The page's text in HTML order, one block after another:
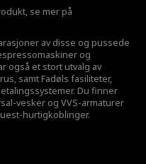
se mer på
av disse og pussede
og
også et stort utvalg av
samt Fadøls fasiliteter,
Du finner
vesker og VVS-armaturer
hurtigkoblinger.